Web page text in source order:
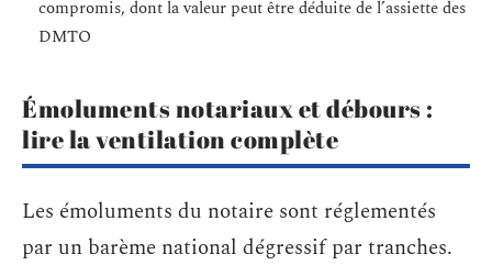
compromis, dont la valeur peut être déduite de l’assiette des
DMTO
Émoluments notariaux et débours :
lire la ventilation complète
Les émoluments du notaire sont réglementés
par un barème national dégressif par tranches.